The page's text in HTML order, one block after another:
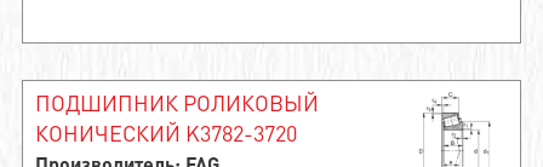
ПОДШИПНИК РОЛИКОВЫЙ
КОНИЧЕСКИЙ K3782-3720